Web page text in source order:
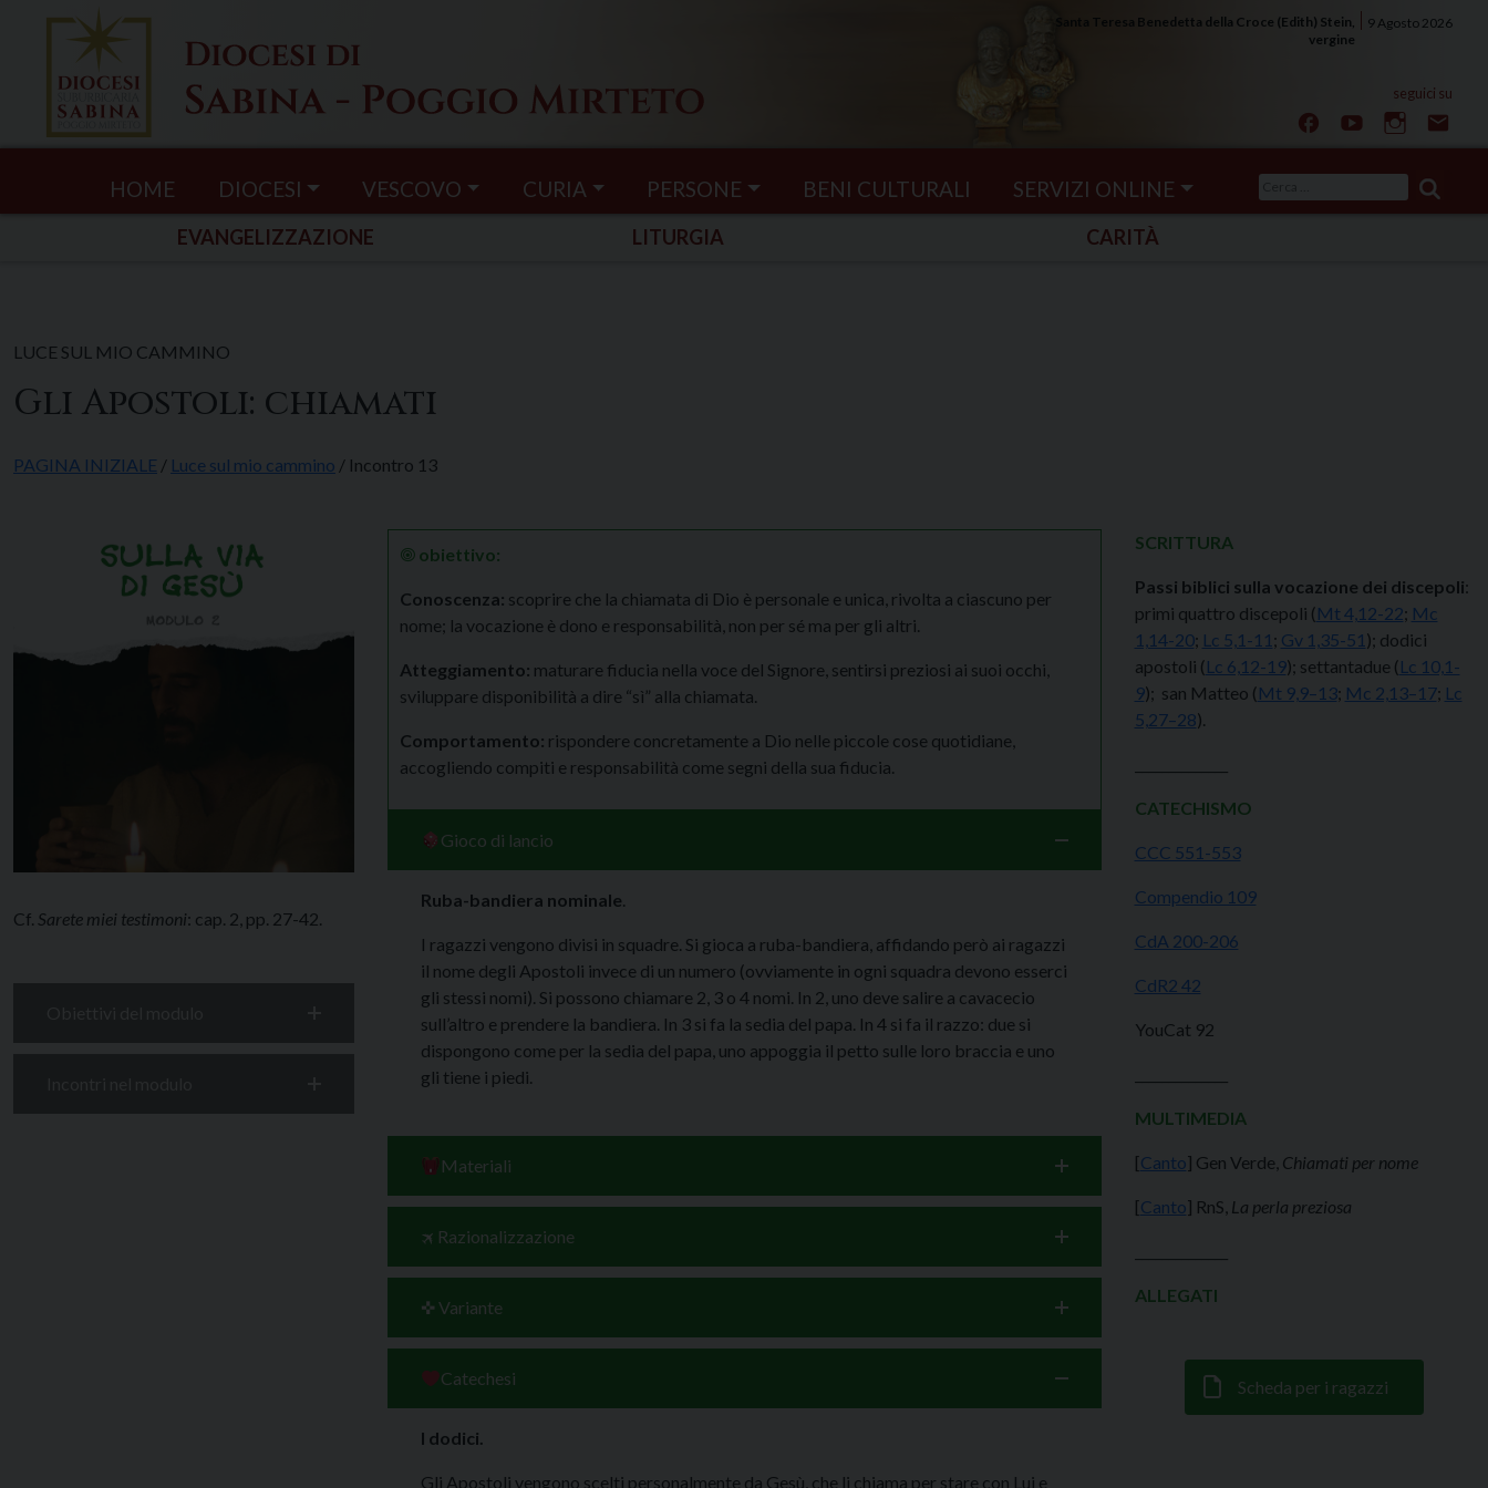
9 Agosto 2026
Santa Teresa Benedetta della Croce (Edith) Stein,
vergine
HOME DIOCESI VESCOVO CURIA PERSONE BENI CULTURALI SERVIZI ONLINE
per:
EVANGELIZZAZIONE LITURGIA CARITÀ
LUCE SUL MIO CAMMINO
Gli Apostoli: chiamati
PAGINA INIZIALE / Luce sul mio cammino / Incontro 13
Cf. Sarete miei testimoni: cap. 2, pp. 27-42.
🞋obiettivo:
Conoscenza: scoprire che la chiamata di Dio è personale e unica, rivolta a ciascuno per
nome; la vocazione è dono e responsabilità, non per sé ma per gli altri.
Atteggiamento: maturare fiducia nella voce del Signore, sentirsi preziosi ai suoi occhi,
sviluppare disponibilità a dire “sì” alla chiamata.
Comportamento: rispondere concretamente a Dio nelle piccole cose quotidiane,
accogliendo compiti e responsabilità come segni della sua fiducia.
Gioco di lancio
Ruba-bandiera nominale.
I ragazzi vengono divisi in squadre. Si gioca a ruba-bandiera, affidando però ai ragazzi
il nome degli Apostoli invece di un numero (ovviamente in ogni squadra devono esserci
gli stessi nomi). Si possono chiamare 2, 3 o 4 nomi. In 2, uno deve salire a cavacecio
sull’altro e prendere la bandiera. In 3 si fa la sedia del papa. In 4 si fa il razzo: due si
dispongono come per la sedia del papa, uno appoggia il petto sulle loro braccia e uno
gli tiene i piedi.
Materiali
🛪 Razionalizzazione
✜ Variante
Catechesi
I dodici.
Gli Apostoli vengono scelti personalmente da Gesù, che li chiama per stare con Lui e
SCRITTURA
Passi biblici sulla vocazione dei discepoli:
primi quattro discepoli (Mt 4,12-22; Mc
1,14-20; Lc 5,1-11 ; Gv 1,35-51 ); dodici
apostoli (Lc 6,12-19); settantadue (Lc 10,1-
9); san Matteo (Mt 9,9–13; Mc 2,13–17; Lc
5,27–28).
CATECHISMO
CCC 551-553
Compendio 109
CdA 200-206
CdR2 42
YouCat 92
MULTIMEDIA
[Canto] Gen Verde, Chiamati per nome
[Canto] RnS, La perla preziosa
ALLEGATI
Scheda per i ragazzi